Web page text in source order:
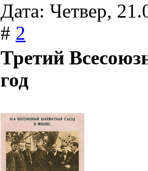
Дата: Четвер,
# 2
Третий
год